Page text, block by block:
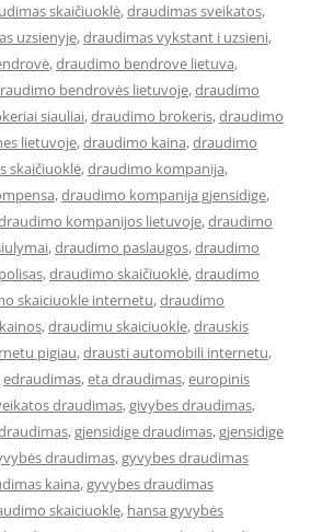
skaičiuoklė,draudimas sveikatos,
uzsienyje,draudimas vykstant i uzsieni,
,draudimo bendrove lietuva,
bendrovės lietuvoje,draudimo
siauliai,draudimo brokeris,draudimo
lietuvoje,draudimo kaina,draudimo
skaičiuoklė,draudimo kompanija,
,draudimo kompanija gjensidige,
kompanijos lietuvoje,draudimo
,draudimo paslaugos,draudimo
,draudimo skaičiuoklė,draudimo
skaiciuokle internetu,draudimo
,draudimu skaiciuokle,drauskis
pigiau,drausti automobili internetu,
edraudimas,eta draudimas,europinis
draudimas,givybes draudimas,
,gjensidige draudimas,gjensidige
draudimas,gyvybes draudimas
kaina,gyvybes draudimas
skaiciuokle, hansa gyvybės